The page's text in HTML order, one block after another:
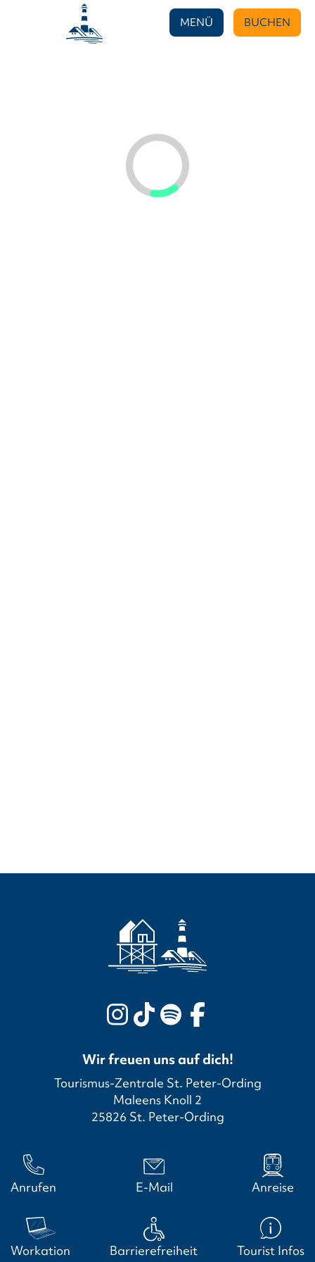
MENÜ BUCHEN
Wir freuen uns auf dich!
Tourismus-Zentrale St. Peter-Ording
Maleens Knoll 2
25826 St. Peter-Ording
Anrufen E-Mail Anreise
Workation Barrierefreiheit Tourist Infos